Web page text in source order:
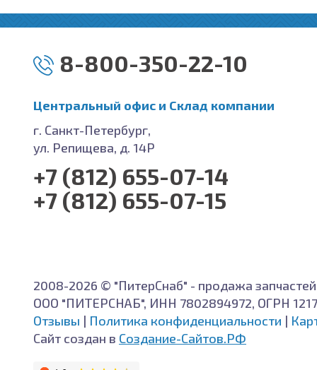
8-800-350-22-10
Центральный офис и Cклад компании
г. Санкт-Петербург,
ул. Репищева, д. 14Р
+7 (812) 655-07-14
+7 (812) 655-07-15
2008-2026 © "ПитерСнаб" - продажа
ООО "ПИТЕРСНАБ", ИНН 7802894972, ОГРН
Отзывы | Политика конфиденциальности |
Сайт создан в Создание-Сайтов.РФ